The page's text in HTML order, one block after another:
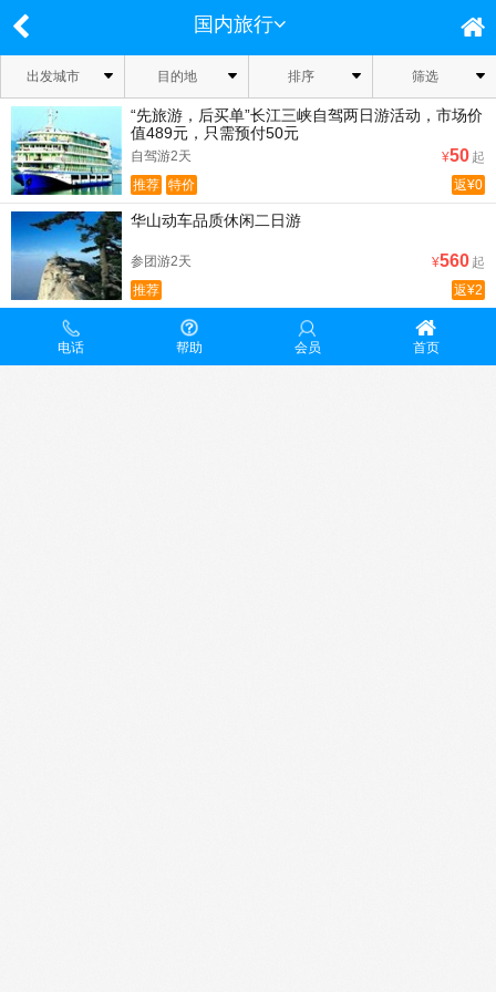
国内旅行
出发城市 目的地 排序 筛选
“先旅游，后买单”长江三峡自驾两日游活动，市场价
值489元，只需预付50元
自驾游2天 ¥50 起
返¥0
推荐 特价
华山动车品质休闲二日游
参团游2天 ¥560 起
返¥2
推荐
电话 帮助 会员 首页